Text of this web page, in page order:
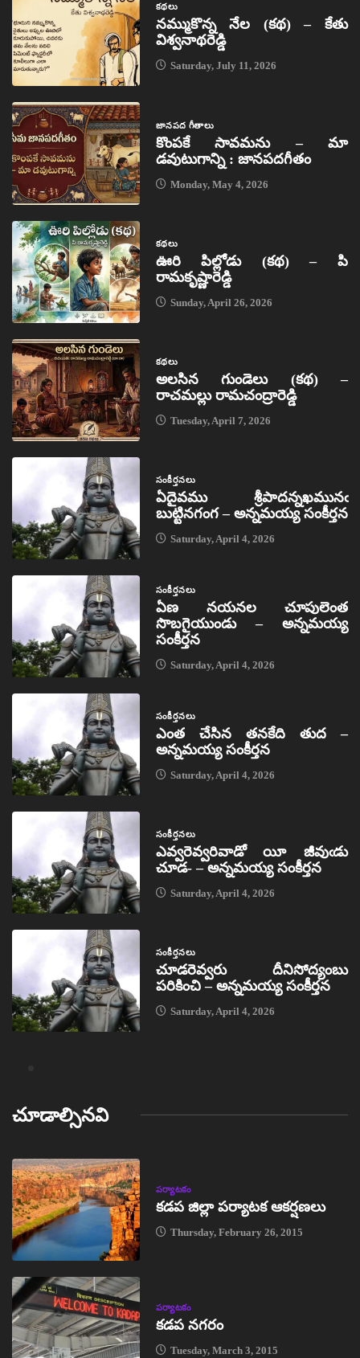
కథలు
నమ్ముకొన్న నేల (కథ) – కేతు
విశ్వనాథరెడ్డి
Saturday, July 11, 2026
జానపద గీతాలు
కొంపకే సావమను – మా
డవుటుగాన్ని : జానపదగీతం
Monday, May 4, 2026
కథలు
ఊరి పిల్లోడు (కథ) – పి
రామకృష్ణారెడ్డి
Sunday, April 26, 2026
కథలు
అలసిన గుండెలు (కథ) –
రాచమల్లు రామచంద్రారెడ్డి
Tuesday, April 7, 2026
సంకీర్తనలు
ఏదైవము శ్రీపాదన్నఖమునఁ
బుట్టినగంగ – అన్నమయ్య సంకీర్తన
Saturday, April 4, 2026
సంకీర్తనలు
ఏణ నయనల చూపులెంత
సొబగైయుండు – అన్నమయ్య
సంకీర్తన
Saturday, April 4, 2026
సంకీర్తనలు
ఎంత చేసిన తనకేది తుద –
అన్నమయ్య సంకీర్తన
Saturday, April 4, 2026
సంకీర్తనలు
ఎవ్వరెవ్వరివాడో యీ జీవుఁడు
చూడ- – అన్నమయ్య సంకీర్తన
Saturday, April 4, 2026
సంకీర్తనలు
చూడరెవ్వరు దీనిసోద్యంబు
పరికించి – అన్నమయ్య సంకీర్తన
Saturday, April 4, 2026
చూడాల్సినవి
పర్యాటకం
కడప జిల్లా పర్యాటక ఆకర్షణలు
Thursday, February 26, 2015
పర్యాటకం
కడప నగరం
Tuesday, March 3, 2015